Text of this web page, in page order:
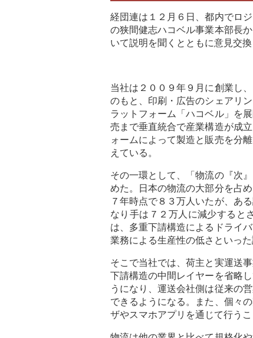
経団連は１２月６日、都内でロ
の狭間健志ハコベル事業本部長
いて説明を聞くとともに意見交
当社は２００９年９月に創業し
のもと、印刷・広告のシェアリ
ラットフォーム「ハコベル」を
売まで垂直統合で産業構造が成
ォームによって製造と販売を分
えている。
その一環として、「物流の『次
めた。日本の物流の大部分を占
７年時点で８３万人いたが、あ
なり手は７２万人に減少すると
は、多重下請構造によるドライ
業務による生産性の低さといっ
そこで当社では、荷主と実運送
下請構造の中間レイヤーを省略
うになり、運送会社側は従来の
できるようになる。また、個々
ザやスマホアプリを通じて行うこ